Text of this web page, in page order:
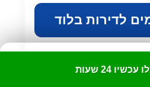
לדירות בלוד
הוא יכול להתאים
24 שעות